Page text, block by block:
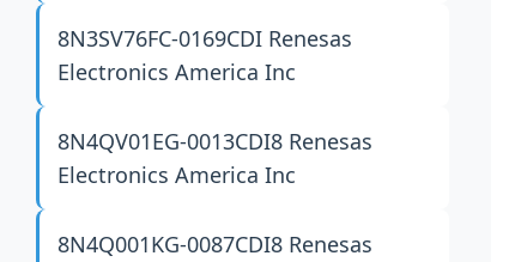
8N3SV76FC-0169CDI Renesas
Electronics America Inc
8N4QV01EG-0013CDI8 Renesas
Electronics America Inc
8N4Q001KG-0087CDI8 Renesas